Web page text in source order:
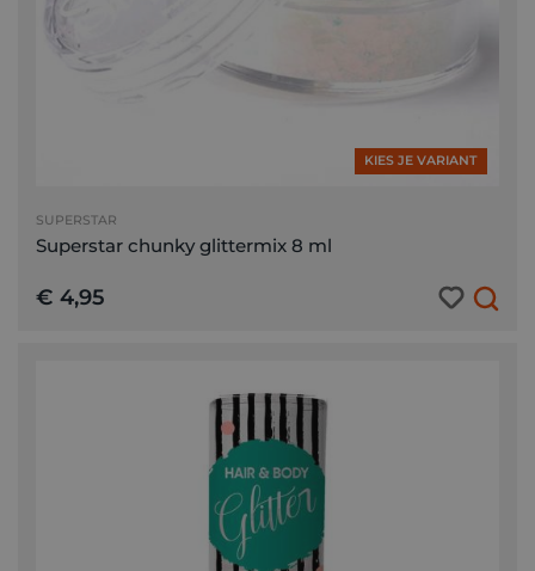
KIES JE VARIANT
SUPERSTAR
Superstar chunky glittermix 8 ml
€ 4,95